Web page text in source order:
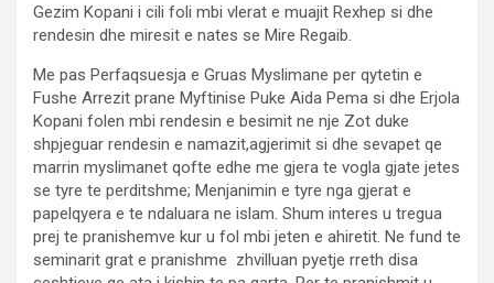
Gezim Kopani i cili foli mbi vlerat e muajit Rexhep si dhe
rendesin dhe miresit e nates se Mire Regaib.
Me pas Perfaqsuesja e Gruas Myslimane per qytetin e
Fushe Arrezit prane Myftinise Puke Aida Pema si dhe Erjola
Kopani folen mbi rendesin e besimit ne nje Zot duke
shpjeguar rendesin e namazit,agjerimit si dhe sevapet qe
marrin myslimanet qofte edhe me gjera te vogla gjate jetes
se tyre te perditshme; Menjanimin e tyre nga gjerat e
papelqyera e te ndaluara ne islam. Shum interes u tregua
prej te pranishemve kur u fol mbi jeten e ahiretit. Ne fund te
seminarit grat e pranishme zhvilluan pyetje rreth disa